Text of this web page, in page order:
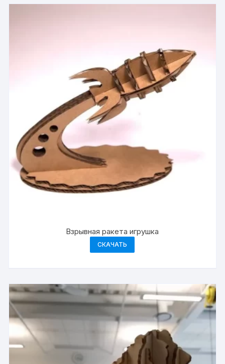
Взрывная ракета игрушка
СКАЧАТЬ